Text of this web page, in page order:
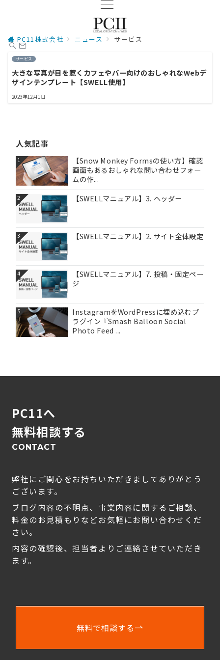
PC11株式会社 ニュース サービス
サービス
大きな写真が目を惹くカフェやバー向けのおしゃれなWebデ
ザインテンプレート【SWELL使用】
2023年12月1日
人気記事
1
【Snow Monkey Formsの使い方】確認
画面もあるおしゃれな問い合わせフォー
ムの作...
2 【SWELLマニュアル】3. ヘッダー
3 【SWELLマニュアル】2. サイト全体設定
4
【SWELLマニュアル】7. 投稿・固定ペー
ジ
5
InstagramをWordPressに埋め込むプ
ラグイン『Smash Balloon Social
Photo Feed ...
PC11へ
無料相談する
CONTACT
弊社にご関心をお持ちいただきましてありがとう
ございます。
ブログ内容の不明点、事業内容に関するご相談、
料金のお見積もりなどお気軽にお問い合わせくだ
さい。
内容の確認後、担当者よりご連絡させていただき
ます。
無料で相談する